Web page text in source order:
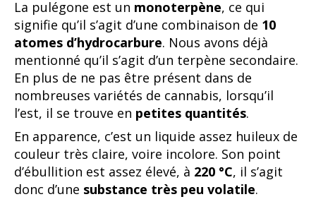
La pulégone est un monoterpène, ce qui
signifie qu’il s’agit d’une combinaison de 10
atomes d’hydrocarbure. Nous avons déjà
mentionné qu’il s’agit d’un terpène secondaire.
En plus de ne pas être présent dans de
nombreuses variétés de cannabis, lorsqu’il
l’est, il se trouve en petites quantités.
En apparence, c’est un liquide assez huileux de
couleur très claire, voire incolore. Son point
d’ébullition est assez élevé, à 220 °C, il s’agit
donc d’une substance très peu volatile.